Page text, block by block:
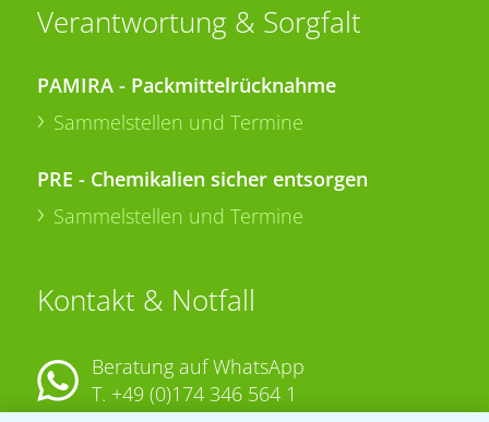
Verantwortung & Sorgfalt
PAMIRA - Packmittelrücknahme
Sammelstellen und Termine
PRE - Chemikalien sicher entsorgen
Sammelstellen und Termine
Kontakt & Notfall
Beratung auf WhatsApp
T. +49 (0)174 346 564 1